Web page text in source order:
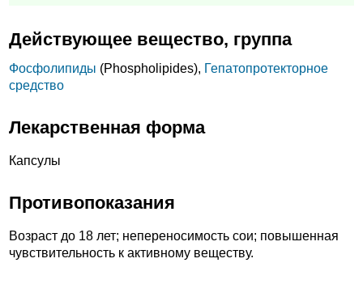
Действующее вещество, группа
Фосфолипиды (Phospholipides), Гепатопротекторное
средство
Лекарственная форма
Капсулы
Противопоказания
Возраст до 18 лет; непереносимость сои; повышенная
чувствительность к активному веществу.